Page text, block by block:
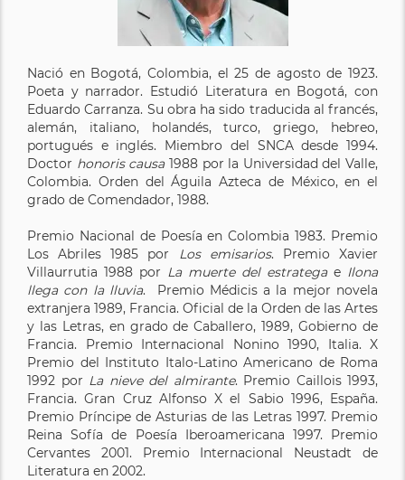
Nació en Bogotá, Colombia, el 25 de agosto de 1923.
Poeta y narrador. Estudió Literatura en Bogotá, con
Eduardo Carranza. Su obra ha sido traducida al francés,
alemán, italiano, holandés, turco, griego, hebreo,
portugués e inglés. Miembro del SNCA desde 1994.
Doctor honoris causa1988 por la Universidad del Valle,
Colombia. Orden del Águila Azteca de México, en el
grado de Comendador, 1988.
Premio Nacional de Poesía en Colombia 1983. Premio
Los Abriles 1985 por Los emisarios. Premio Xavier
Villaurrutia 1988 por La muerte del estrategae Ilona
llega con la lluvia. Premio Médicis a la mejor novela
extranjera 1989, Francia. Oficial de la Orden de las Artes
y las Letras, en grado de Caballero, 1989, Gobierno de
Francia. Premio Internacional Nonino 1990, Italia. X
Premio del Instituto Italo-Latino Americano de Roma
1992 por La nieve del almirante. Premio Caillois 1993,
Francia. Gran Cruz Alfonso X el Sabio 1996, España.
Premio Príncipe de Asturias de las Letras 1997. Premio
Reina Sofía de Poesía Iberoamericana 1997. Premio
Cervantes 2001. Premio Internacional Neustadt de
Literatura en 2002.